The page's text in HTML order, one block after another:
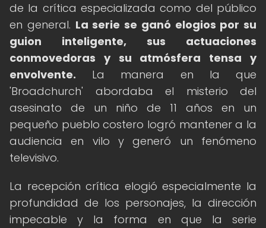
de la crítica especializada como del público
en general. La serie se ganó elogios por su
guion inteligente, sus actuaciones
conmovedoras y su atmósfera tensa y
envolvente. La manera en la que
'Broadchurch' abordaba el misterio del
asesinato de un niño de 11 años en un
pequeño pueblo costero logró mantener a la
audiencia en vilo y generó un fenómeno
televisivo.
La recepción crítica elogió especialmente la
profundidad de los personajes, la dirección
impecable y la forma en que la serie